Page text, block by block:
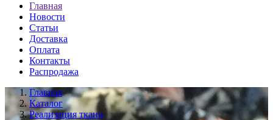
Главная
Новости
Статьи
Доставка
Оплата
Контакты
Распродажа
Главная
Каталог
Реализация ткани